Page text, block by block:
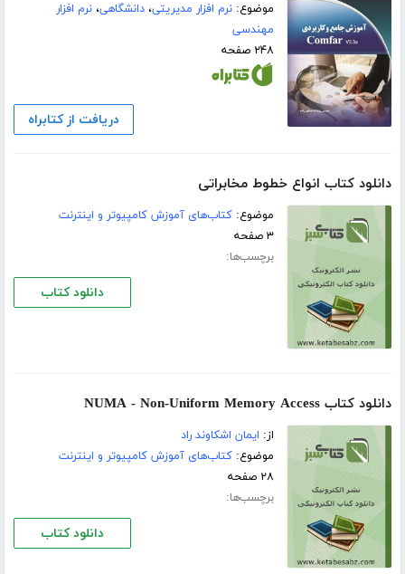
موضوع:نرم افزار مدیریتی،دانشگاهی،نرم افزار
مهندسی
۲۴۸ صفحه
دریافت از کتابراه
دانلود کتاب انواع خطوط مخابراتی
موضوع:کتاب‌های آموزش کامپیوتر و اینترنت
۳ صفحه
برچسب‌ها:
دانلود کتاب
دانلود کتاب NUMA - Non-Uniform Memory Access
از: ایمان اشكاوند راد
موضوع:کتاب‌های آموزش کامپیوتر و اینترنت
۲۸ صفحه
برچسب‌ها:
دانلود کتاب